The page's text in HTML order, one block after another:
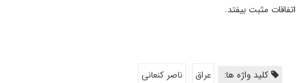
اتفاقات مثبت بیفتد.
کلید واژه ها: عراق
ناصر کنعانی